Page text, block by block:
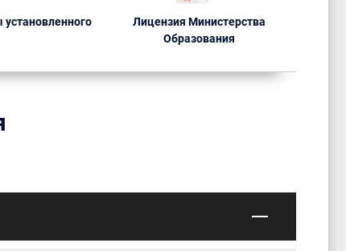
Лицензия Министерства
Образования